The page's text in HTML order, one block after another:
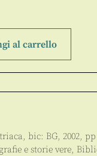
al carrello
, bic: BG, 2002, pp
e storie vere,